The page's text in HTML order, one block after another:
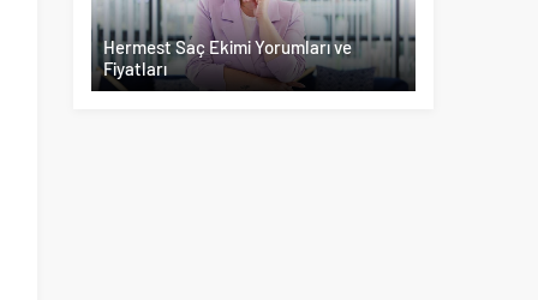
Hermest Saç Ekimi Yorumları ve
Fiyatları